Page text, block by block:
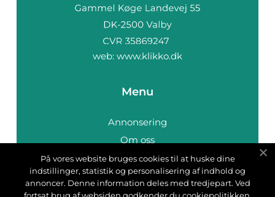
web: www.klikko.dk
Menu
Annonsering
Om oss
Cookies
Kontakta oss
Sitemap
På vores website bruges cookies til at huske dine
indstillinger, statistik og personalisering af indhold og
annoncer. Denne information deles med tredjepart. Ved